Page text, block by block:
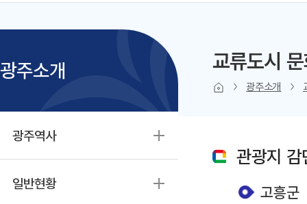
광주소개
광주역사
일반현황
교류도시
광주소개
본문 인쇄sns 공유
관광지
고흥군